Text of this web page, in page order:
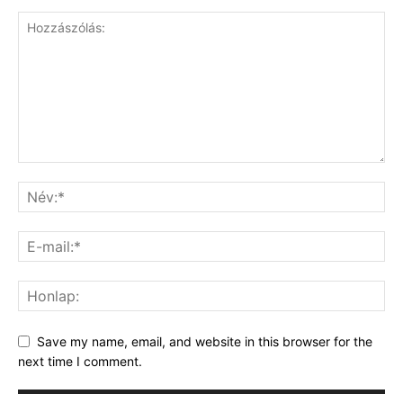
Save my name, email, and website in this browser for the
next time I comment.